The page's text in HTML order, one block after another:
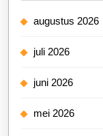
augustus 2026
juli 2026
juni 2026
mei 2026